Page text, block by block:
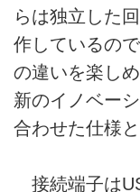
らは独立した
作しているの
の違いを楽し
新のイノベー
合わせた仕様と
接続端子は